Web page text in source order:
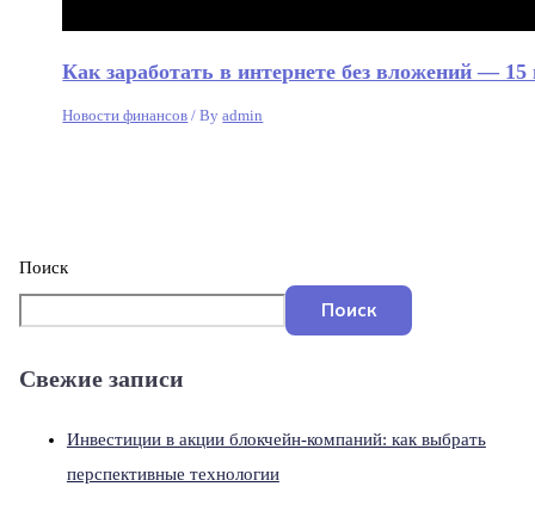
Поиск
Поиск
Свежие записи
Инвестиции в акции блокчейн-компаний: как выбрать
перспективные технологии
Как заработать в интернете без вложений —
Новости финансов / Byadmin